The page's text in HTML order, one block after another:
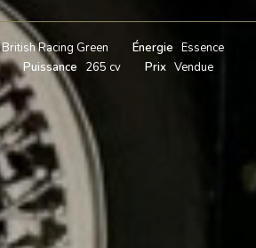
British Racing Green Énergie Essence
Puissance 265 cv Prix Vendue